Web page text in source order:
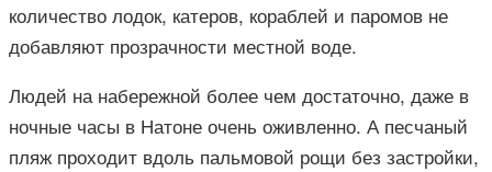
количество лодок, катеров, кораблей и паромов не
добавляют прозрачности местной воде.
Людей на набережной более чем достаточно, даже в
ночные часы в Натоне очень оживленно. А песчаный
пляж проходит вдоль пальмовой рощи без застройки,